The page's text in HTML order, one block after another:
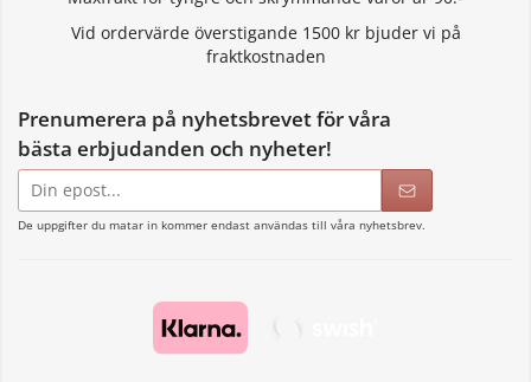
Vid ordervärde överstigande 1500 kr bjuder vi på
fraktkostnaden
Prenumerera på nyhetsbrevet för våra
bästa erbjudanden och nyheter!
postadress
De uppgifter du matar in kommer endast användas till våra nyhetsbrev.